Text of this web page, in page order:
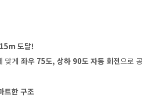
도달!
맞게 좌우 75도, 상하 90도 자동 회전으로
트한 구조